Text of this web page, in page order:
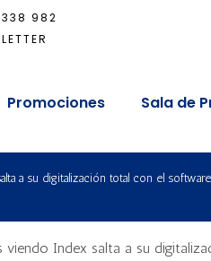
982
Promociones Sala de
a su digitalización total con el